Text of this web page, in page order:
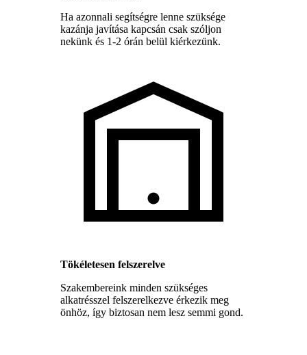
Ha azonnali segítségre lenne szüksége
kazánja javítása kapcsán csak szóljon
nekünk és 1-2 órán belül kiérkezünk.
Tökéletesen felszerelve
Szakembereink minden szükséges
alkatrésszel felszerelkezve érkezik meg
önhöz, így biztosan nem lesz semmi gond.